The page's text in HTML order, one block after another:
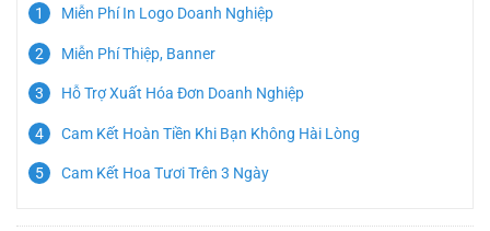
Miễn Phí In Logo Doanh Nghiệp
Miễn Phí Thiệp, Banner
Hỗ Trợ Xuất Hóa Đơn Doanh Nghiệp
Cam Kết Hoàn Tiền Khi Bạn Không Hài Lòng
Cam Kết Hoa Tươi Trên 3 Ngày